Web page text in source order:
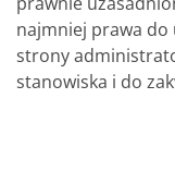
najmniej prawa do
strony
stanowiska i do